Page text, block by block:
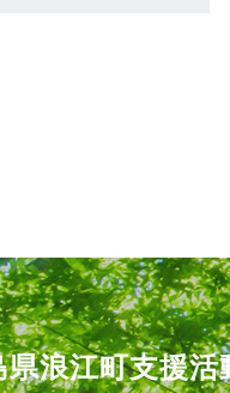
県浪江町支援活